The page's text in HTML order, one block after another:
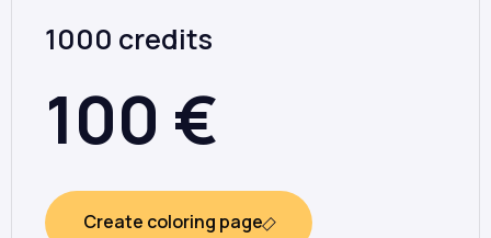
1000 credits
100 €
Create coloring page